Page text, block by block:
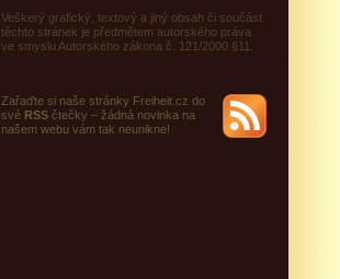
Veškerý grafický, textový a jiný obsah či součást
těchto stránek je předmětem autorského práva
ve smyslu Autorského zákona č. 121/2000 §11.
Zařaďte si naše stránky Freiheit.cz do
své RSS čtečky – žádná novinka na
našem webu vám tak neunikne!